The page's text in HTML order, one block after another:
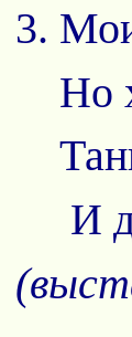
3.
Но
И